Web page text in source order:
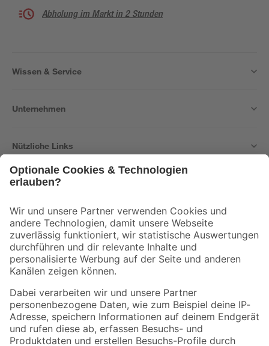
Abholung im Markt in 2 Stunden
Wissen & Service
Unternehmen
Nützliche Links
Der toom Newsletter: Keine Angebote und Aktionen mehr verpassen!
Zur Newsletter Anmeldung
Folge uns
Zahlungsarten Versandarten